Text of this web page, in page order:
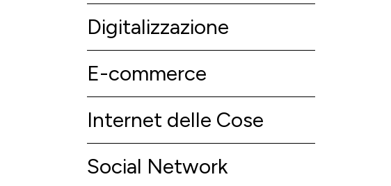
Digitalizzazione
E-commerce
Internet delle Cose
Social Network